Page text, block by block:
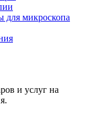
для микроскопа
и услуг на